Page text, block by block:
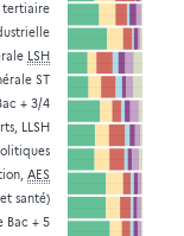
tertiaire
LSH
ST
+ 3/4
LLSH
AES
et santé)
Bac + 5